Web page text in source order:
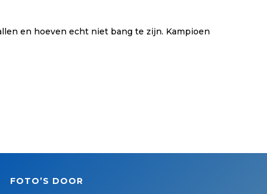
en hoeven echt niet bang te zijn. Kampioen
FOTO’S DOOR